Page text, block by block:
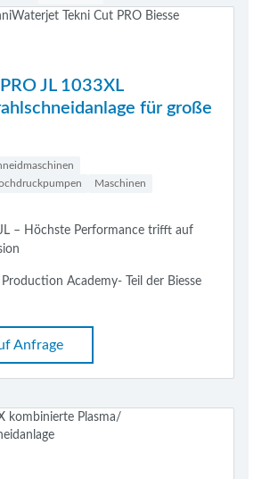
JL 1033XL
für große
Maschinen
– Höchste Performance trifft auf
Academy- Teil der Biesse
Anfrage